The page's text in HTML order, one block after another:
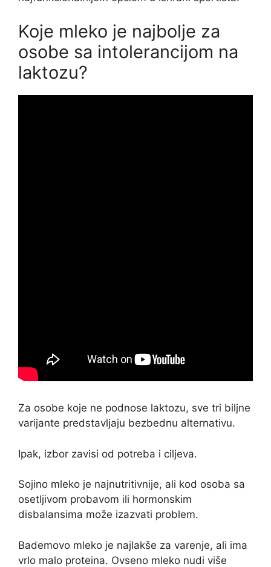
Koje mleko je najbolje za
osobe sa intolerancijom na
laktozu?
Za osobe koje ne podnose laktozu, sve tri biljne
varijante predstavljaju bezbednu alternativu.
Ipak, izbor zavisi od potreba i ciljeva.
Sojino mleko je najnutritivnije, ali kod osoba sa
osetljivom probavom ili hormonskim
disbalansima može izazvati problem.
Bademovo mleko je najlakše za varenje, ali ima
vrlo malo proteina. Ovseno mleko nudi više